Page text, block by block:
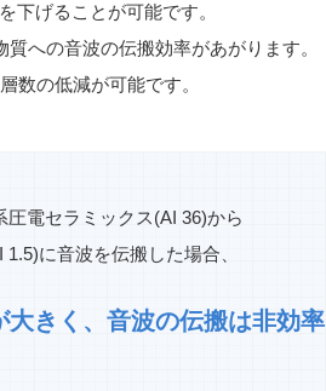
下げることが可能です。
への音波の伝搬効率があがります。
数の低減が可能です。
圧電セラミックス(AI 36)から
1.5)に音波を伝搬した場合、
きく、 音波の伝搬は非効率